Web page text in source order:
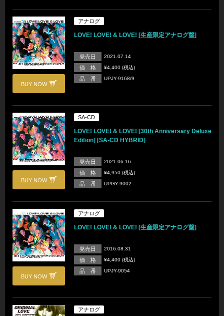
BUY NOW
アナログ
LOVE! LOVE! & LOVE! [生産限定アナログ盤]
発売日 2021.07.14
価 格 ¥4,400 (税込)
品 番 UPJY-9168/9
BUY NOW
SA-CD
LOVE! LOVE! & LOVE! [30th Anniversary Deluxe
Edition] [SA-CD HYBRID]
発売日 2021.06.16
価 格 ¥4,950 (税込)
品 番 UPGY-9002
BUY NOW
アナログ
LOVE! LOVE! & LOVE! [生産限定アナログ盤]
発売日 2016.08.31
価 格 ¥4,400 (税込)
品 番 UPJY-9054
アナログ